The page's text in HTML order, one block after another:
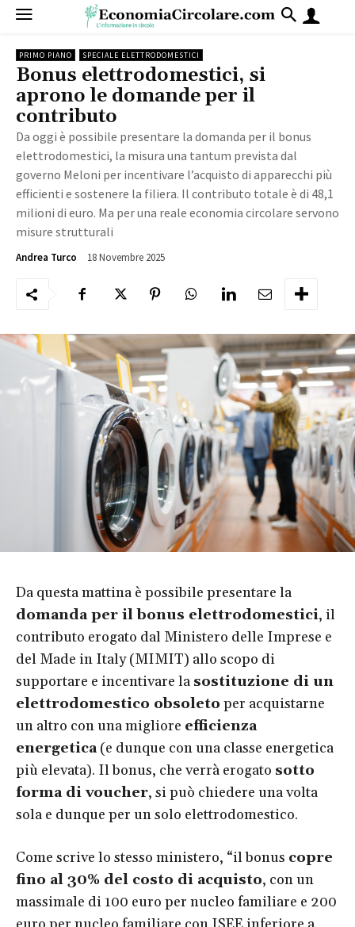
PRIMO PIANO SPECIALE ELETTRODOMESTICI
Bonus elettrodomestici, si
aprono le domande per il
contributo
Da oggi è possibile presentare la domanda per il bonus
elettrodomestici, la misura una tantum prevista dal
governo Meloni per incentivare l’acquisto di apparecchi più
efficienti e sostenere la filiera. Il contributo totale è di 48,1
milioni di euro. Ma per una reale economia circolare servono
misure strutturali
Andrea Turco 18 Novembre 2025
Da questa mattina è possibile presentare la
domanda per il bonus elettrodomestici, il
contributo erogato dal Ministero delle Imprese e
del Made in Italy (MIMIT) allo scopo di
supportare e incentivare la sostituzione di un
elettrodomestico obsoleto per acquistarne
un altro con una migliore efficienza
energetica(e dunque con una classe energetica
più elevata). Il bonus, che verrà erogato sotto
forma di voucher, si può chiedere una volta
sola e dunque per un solo elettrodomestico.
Come scrive lo stesso ministero, “il bonus copre
fino al 30% del costo di acquisto, con un
massimale di 100 euro per nucleo familiare e 200